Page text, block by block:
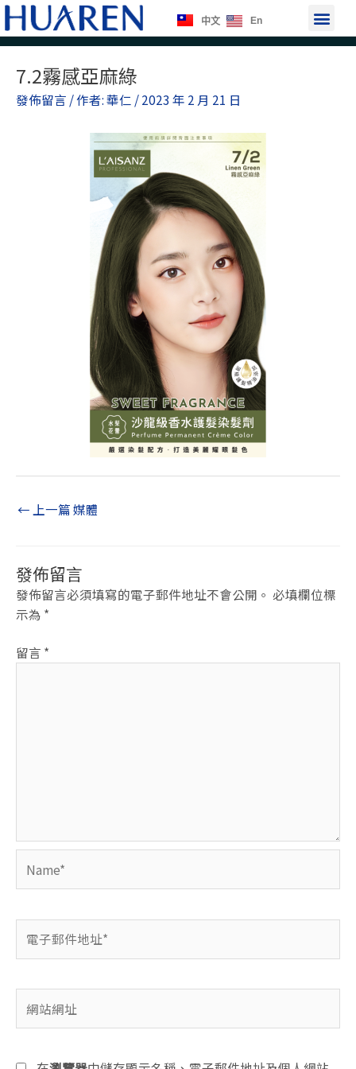
跳
至
主
中文 En 選
單
7.2霧感亞麻綠
發佈留言 / 作者:華仁 /2023 年 2 月 21 日
navigation
←上一篇 媒體
發佈留言
發佈留言必須填寫的電子郵件地址不會公開。 必填欄位標
示為 *
留言 *
件
地
址
站